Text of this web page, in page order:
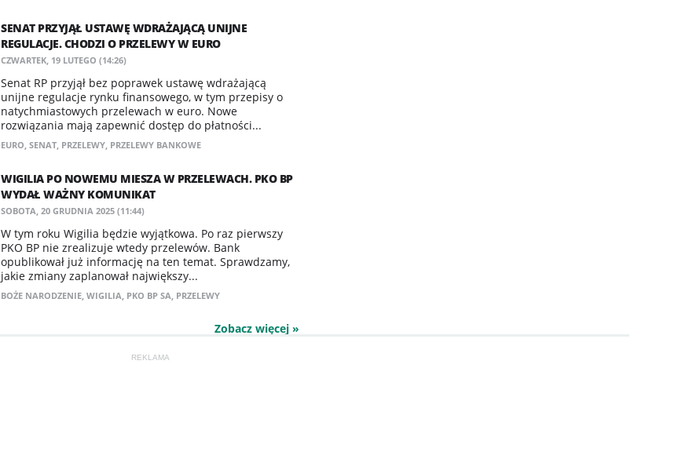
SENAT PRZYJĄŁ USTAWĘ WDRAŻAJĄCĄ UNIJNE
REGULACJE. CHODZI O PRZELEWY W EURO
CZWARTEK, 19 LUTEGO (14:26)
Senat RP przyjął bez poprawek ustawę wdrażającą
unijne regulacje rynku finansowego, w tym przepisy o
natychmiastowych przelewach w euro. Nowe
rozwiązania mają zapewnić dostęp do płatności...
EURO, SENAT, PRZELEWY, PRZELEWY BANKOWE
WIGILIA PO NOWEMU MIESZA W PRZELEWACH. PKO BP
WYDAŁ WAŻNY KOMUNIKAT
SOBOTA, 20 GRUDNIA 2025 (11:44)
W tym roku Wigilia będzie wyjątkowa. Po raz pierwszy
PKO BP nie zrealizuje wtedy przelewów. Bank
opublikował już informację na ten temat. Sprawdzamy,
jakie zmiany zaplanował największy...
BOŻE NARODZENIE, WIGILIA, PKO BP SA, PRZELEWY
Zobacz więcej »
REKLAMA